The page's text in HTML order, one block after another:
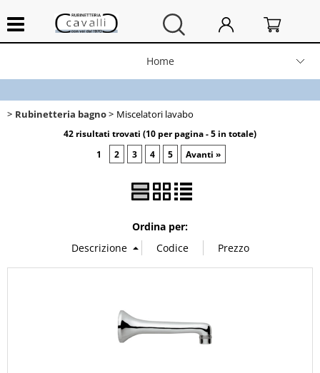
Home
Contatti
News
Rubinetteria bagno Miscelatori lavabo
42 risultati trovati (10 per pagina - 5 in totale)
1
2 3 4 5 Avanti »
Ordina per: